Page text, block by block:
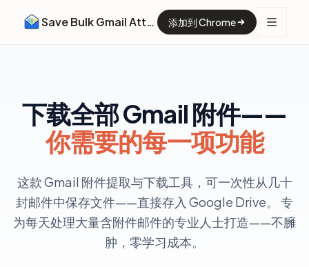
Save Bulk Gmail Attachments 添加到 Chrome
下载全部 Gmail 附件——
你需要的每一项功能
这款 Gmail 附件提取与下载工具，可一次性从几十
封邮件中保存文件——直接存入 Google Drive。 专
为每天处理大量含附件邮件的专业人士打造——不臃
肿，零学习成本。